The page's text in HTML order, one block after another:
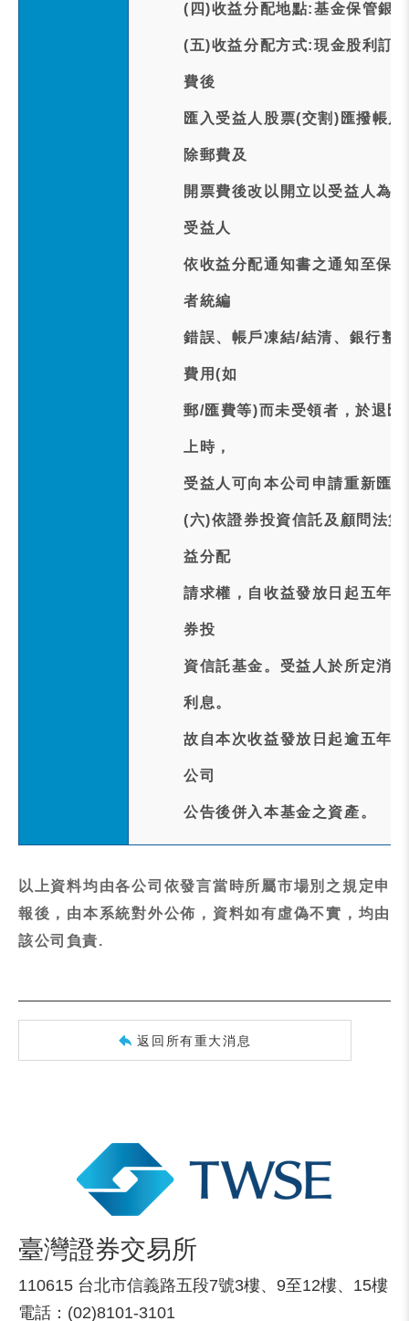
(四)收益分配地點:基金保管銀
(五)收益分配方式:現金股利訂
費後
匯入受益人股票(交割)匯撥帳
除郵費及
開票費後改以開立以受益人為
受益人
依收益分配通知書之通知至保
者統編
錯誤、帳戶凍結/結清、銀行整
費用(如
郵/匯費等)而未受領者，於退
上時，
受益人可向本公司申請重新匯
(六)依證券投資信託及顧問法
益分配
請求權，自收益發放日起五年
券投
資信託基金。受益人於所定消
利息。
故自本次收益發放日起逾五年
公司
公告後併入本基金之資產。
以上資料均由各公司依發言當時所屬市場別之規定申
報後，由本系統對外公佈，資料如有虛偽不實，均由
該公司負責.
返回所有重大消息
臺灣證券交易所
110615 台北市信義路五段7號3樓、9至12樓、15樓
電話：(02)8101-3101